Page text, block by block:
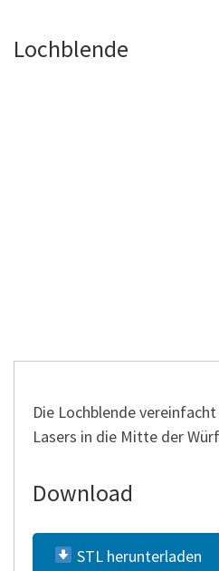
Lochblende
Die Lochblende
Lasers in die Mitte der
Download
STL herunterladen